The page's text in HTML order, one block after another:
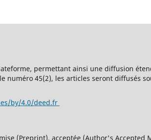
permettant ainsi une diffusion
numéro 45(2), les articles seront diffusés
by/4.0/deed.fr
(Preprint), acceptée (Author's